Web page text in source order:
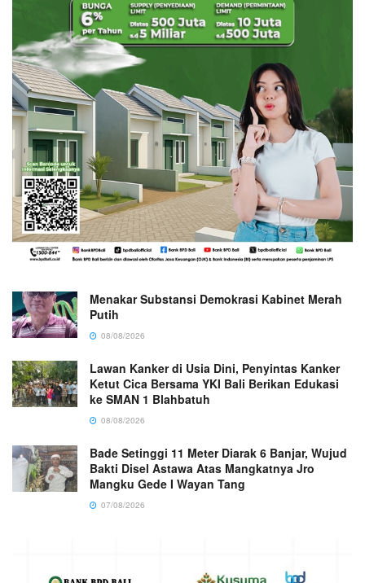
Menakar Substansi Demokrasi Kabinet Merah
Putih
08/08/2026
Lawan Kanker di Usia Dini, Penyintas Kanker
Ketut Cica Bersama YKI Bali Berikan Edukasi
ke SMAN 1 Blahbatuh
08/08/2026
Bade Setinggi 11 Meter Diarak 6 Banjar, Wujud
Bakti Disel Astawa Atas Mangkatnya Jro
Mangku Gede I Wayan Tang
07/08/2026